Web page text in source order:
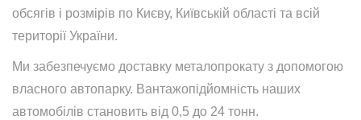
обсягів і розмірів по Києву, Київській області та всій
території України.
Ми забезпечуємо доставку металопрокату з допомогою
власного автопарку. Вантажопідйомність наших
автомобілів становить від 0,5 до 24 тонн.